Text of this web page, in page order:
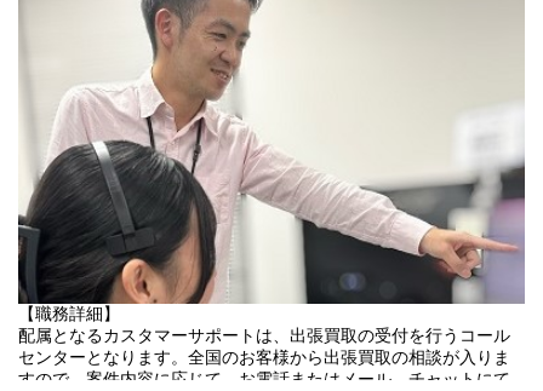
【職務詳細】
配属となるカスタマーサポートは、出張買取の受付を行うコール
センターとなります。全国のお客様から出張買取の相談が入りま
すので、案件内容に応じて、お電話またはメール、チャットにて